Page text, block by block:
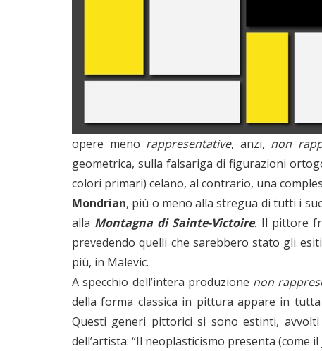
opere meno rappresentative, anzi, non
geometrica, sulla falsariga di figurazioni
colori primari) celano, al contrario, una
Mondrian, più o meno alla stregua di tutti i
alla Montagna di Sainte-Victoire. Il pittore
prevedendo quelli che sarebbero stato gli
più, in Malevic.
A specchio dell’intera produzione non
della forma classica in pittura appare in
Questi generi pittorici si sono estinti,
dell’artista: “Il neoplasticismo presenta